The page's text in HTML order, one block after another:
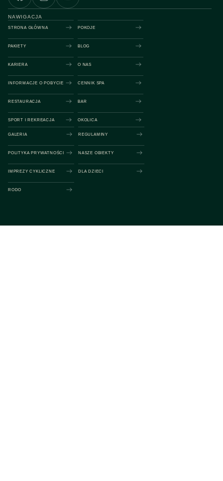
NAWIGACJA
STRONA GŁÓWNA POKOJE
PAKIETY BLOG
KARIERA O NAS
INFORMACJE O POBYCIE CENNIK SPA
RESTAURACJA BAR
SPORT I REKREACJA OKOLICA
GALERIA REGULAMINY
POLITYKA PRYWATNOŚCI NASZE OBIEKTY
IMPREZY CYKLICZNE DLA DZIECI
RODO